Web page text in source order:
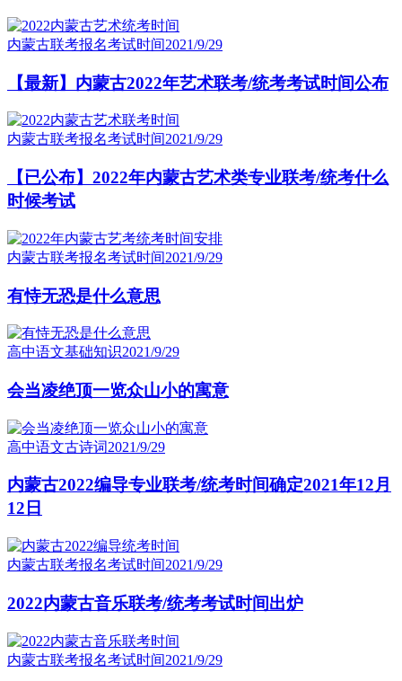
内蒙古联考报名考试时间2021/9/29
【最新】内蒙古2022年艺术联考/统考考试时间公布
内蒙古联考报名考试时间2021/9/29
【已公布】2022年内蒙古艺术类专业联考/统考什么
时候考试
内蒙古联考报名考试时间2021/9/29
有恃无恐是什么意思
高中语文基础知识2021/9/29
会当凌绝顶一览众山小的寓意
高中语文古诗词2021/9/29
内蒙古2022编导专业联考/统考时间确定2021年12月
12日
内蒙古联考报名考试时间2021/9/29
2022内蒙古音乐联考/统考考试时间出炉
内蒙古联考报名考试时间2021/9/29